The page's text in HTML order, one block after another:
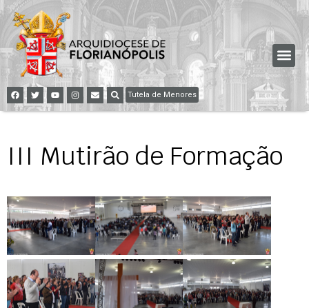
Tutela de Menores
III Mutirão de Formação